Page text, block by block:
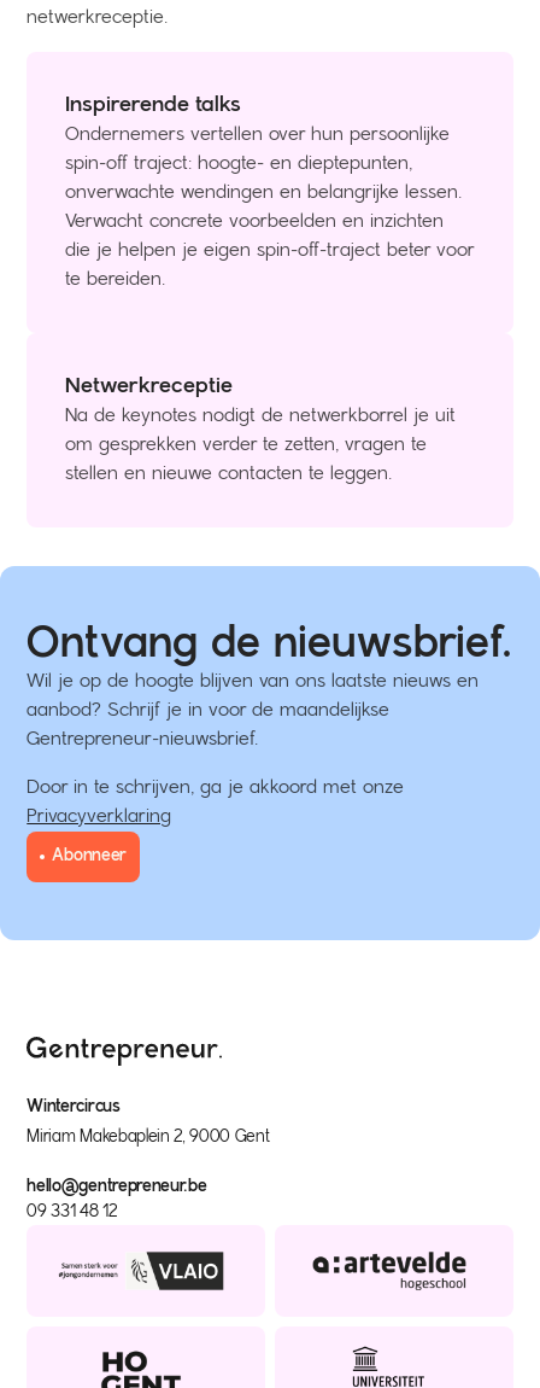
netwerkreceptie.
Inspirerende talks
Ondernemers vertellen over hun persoonlijke
spin-off traject: hoogte- en dieptepunten,
onverwachte wendingen en belangrijke lessen.
Verwacht concrete voorbeelden en inzichten
die je helpen je eigen spin-off-traject beter voor
te bereiden.
Netwerkreceptie
Na de keynotes nodigt de netwerkborrel je uit
om gesprekken verder te zetten, vragen te
stellen en nieuwe contacten te leggen.
Ontvang de nieuwsbrief.
Wil je op de hoogte blijven van ons laatste nieuws en
aanbod? Schrijf je in voor de maandelijkse
Gentrepreneur-nieuwsbrief.
Door in te schrijven, ga je akkoord met onze
Privacyverklaring
Abonneer
Wintercircus
Miriam Makebaplein 2, 9000 Gent
hello@gentrepreneur.be
09 331 48 12